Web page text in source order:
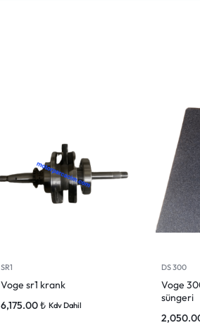
SR1
Voge sr1 krank
6,175.00₺ Kdv Dahil
DS 300
Voge
süngeri